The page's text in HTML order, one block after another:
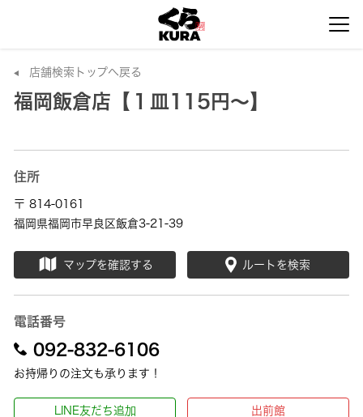
店舗検索トップへ戻る
福岡飯倉店【１皿115円～】
住所
〒 814-0161
福岡県福岡市早良区飯倉3-21-39
マップを確認する ルートを検索
電話番号
092-832-6106
お持帰りの注文も承ります！
LINE友だち追加 出前館